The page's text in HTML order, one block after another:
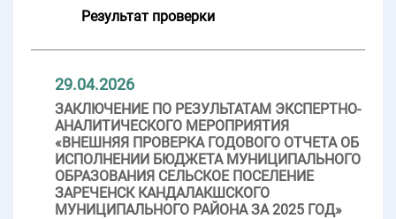
Результат проверки
29.04.2026
ЗАКЛЮЧЕНИЕ ПО РЕЗУЛЬТАТАМ ЭКСПЕРТНО-
АНАЛИТИЧЕСКОГО МЕРОПРИЯТИЯ
«ВНЕШНЯЯ ПРОВЕРКА ГОДОВОГО ОТЧЕТА ОБ
ИСПОЛНЕНИИ БЮДЖЕТА МУНИЦИПАЛЬНОГО
ОБРАЗОВАНИЯ СЕЛЬСКОЕ ПОСЕЛЕНИЕ
ЗАРЕЧЕНСК КАНДАЛАКШСКОГО
МУНИЦИПАЛЬНОГО РАЙОНА ЗА 2025 ГОД»